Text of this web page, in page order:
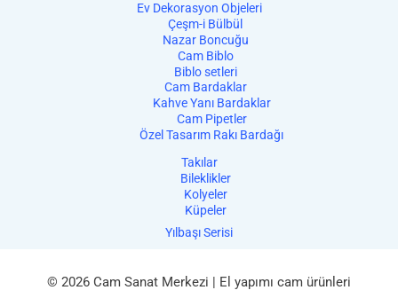
Ev Dekorasyon Objeleri
Çeşm-i Bülbül
Nazar Boncuğu
Cam Biblo
Biblo setleri
Cam Bardaklar
Kahve Yanı Bardaklar
Cam Pipetler
Özel Tasarım Rakı Bardağı
Takılar
Bileklikler
Kolyeler
Küpeler
Yılbaşı Serisi
© 2026 Cam Sanat Merkezi | El yapımı cam ürünleri